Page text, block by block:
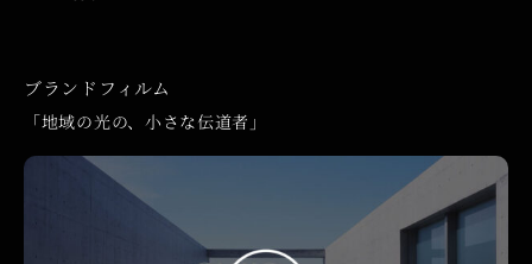
ブランドフィルム
「地域の光の、小さな伝道者」